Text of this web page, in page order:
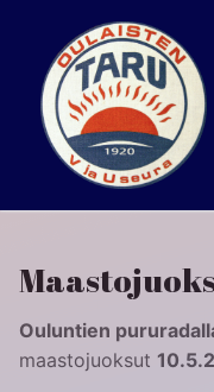
sisältöön
Ouluntien
maastojuoksut